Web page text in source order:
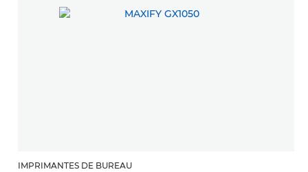
IMPRIMANTES DE BUREAU